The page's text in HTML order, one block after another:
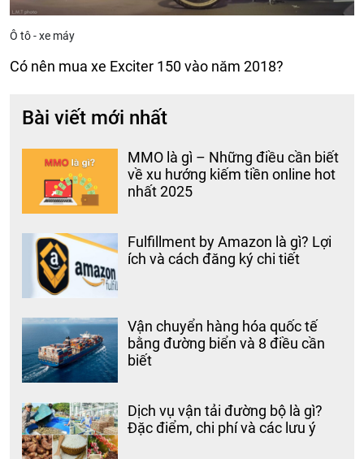
Ô tô - xe máy
Có nên mua xe Exciter 150 vào năm 2018?
Bài viết mới nhất
MMO là gì – Những điều cần biết
về xu hướng kiếm tiền online hot
nhất 2025
Fulfillment by Amazon là gì? Lợi
ích và cách đăng ký chi tiết
Vận chuyển hàng hóa quốc tế
bằng đường biển và 8 điều cần
biết
Dịch vụ vận tải đường bộ là gì?
Đặc điểm, chi phí và các lưu ý